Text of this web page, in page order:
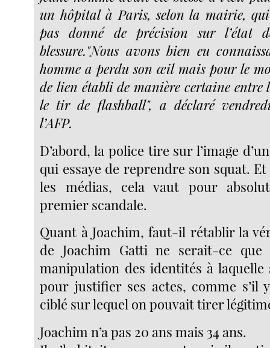
un hôpital à Paris, selon la mairie,
pas donné de précision sur l’état
blessure."Nous avons bien eu
homme a perdu son œil mais pour le
de lien établi de manière certaine entre
le tir de flashball", a déclaré
l’AFP.
D’abord, la police tire sur l’image
qui essaye de reprendre son squat.
les médias, cela vaut pour
premier scandale.
Quant à Joachim, faut-il rétablir la
de Joachim Gatti ne serait-ce
manipulation des identités à
pour justifier ses actes, comme s’il
ciblé sur lequel on pouvait tirer
Joachim n’a pas 20 ans mais 34 ans.